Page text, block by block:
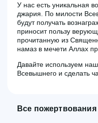
У нас есть уникальная
джария. По милости
будут получать
приносит пользу
прочитанную из
намаз в мечети Аллах
Давайте используем
Всевышнего и сделать
Все пожертвования